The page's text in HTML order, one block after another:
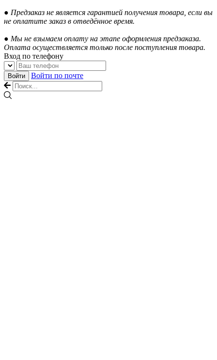
● Предзаказ не является гарантией получения товара, если вы
не оплатите заказ в отведённое время.
● Мы не взымаем оплату на этапе оформления предзаказа.
Оплата осуществляется только после поступления товара.
Вход по телефону
Войти Войти по почте